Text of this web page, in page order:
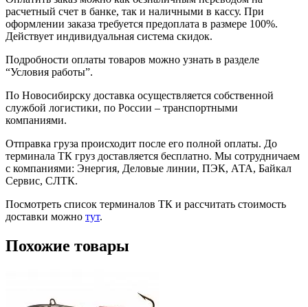
расчетный счет в банке, так и наличными в кассу. При
оформлении заказа требуется предоплата в размере 100%.
Действует индивидуальная система скидок.
Подробности оплаты товаров можно узнать в разделе
“Условия работы”.
По Новосибирску доставка осуществляется собственной
службой логистики, по России – транспортными
компаниями.
Отправка груза происходит после его полной оплаты. До
терминала ТК груз доставляется бесплатно. Мы сотрудничаем
с компаниями: Энергия, Деловые линии, ПЭК, АТА, Байкал
Сервис, СЛТК.
Посмотреть список терминалов ТК и рассчитать стоимость
доставки можно тут.
Похожие товары